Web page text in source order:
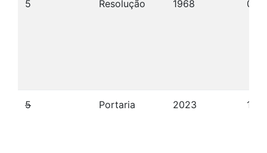
5 Resolução 1968 09/
5 Portaria 2023 12/